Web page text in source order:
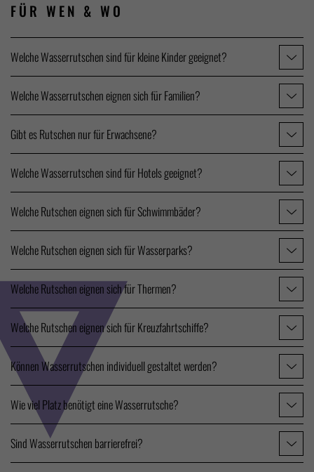
FÜR WEN & WO
Welche Wasserrutschen sind für kleine Kinder geeignet?
Welche Wasserrutschen eignen sich für Familien?
Gibt es Rutschen nur für Erwachsene?
Welche Wasserrutschen sind für Hotels geeignet?
Welche Rutschen eignen sich für Schwimmbäder?
Welche Rutschen eignen sich für Wasserparks?
Welche Rutschen eignen sich für Thermen?
Welche Rutschen eignen sich für Kreuzfahrtschiffe?
Können Wasserrutschen individuell gestaltet werden?
Wie viel Platz benötigt eine Wasserrutsche?
Sind Wasserrutschen barrierefrei?